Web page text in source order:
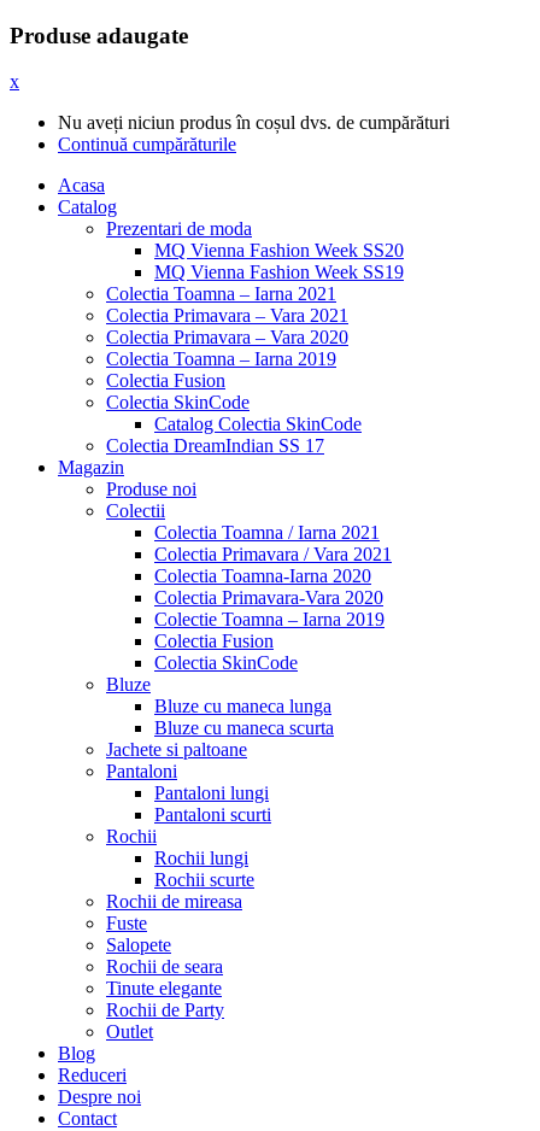
Produse adaugate
x
Nu aveți niciun produs în coșul dvs. de cumpărături
Continuă cumpărăturile
Acasa
Catalog
Prezentari de moda
MQ Vienna Fashion Week SS20
MQ Vienna Fashion Week SS19
Colectia Toamna – Iarna 2021
Colectia Primavara – Vara 2021
Colectia Primavara – Vara 2020
Colectia Toamna – Iarna 2019
Colectia Fusion
Colectia SkinCode
Catalog Colectia SkinCode
Colectia DreamIndian SS 17
Magazin
Produse noi
Colectii
Colectia Toamna / Iarna 2021
Colectia Primavara / Vara 2021
Colectia Toamna-Iarna 2020
Colectia Primavara-Vara 2020
Colectie Toamna – Iarna 2019
Colectia Fusion
Colectia SkinCode
Bluze
Bluze cu maneca lunga
Bluze cu maneca scurta
Jachete si paltoane
Pantaloni
Pantaloni lungi
Pantaloni scurti
Rochii
Rochii lungi
Rochii scurte
Rochii de mireasa
Fuste
Salopete
Rochii de seara
Tinute elegante
Rochii de Party
Outlet
Blog
Reduceri
Despre noi
Contact